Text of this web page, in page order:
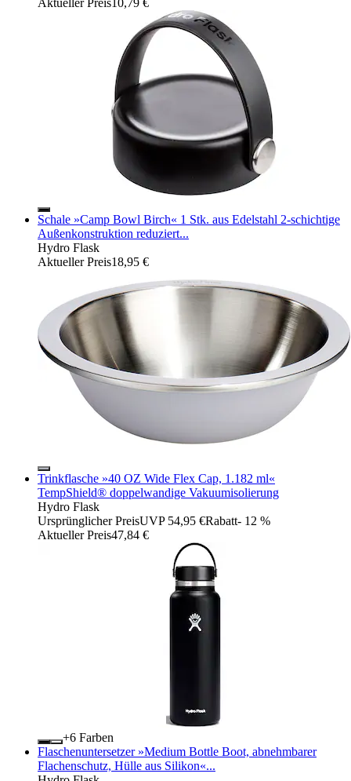
Schale »Camp Bowl Birch« 1 Stk. aus Edelstahl 2-schichtige
Außenkonstruktion reduziert...
Hydro Flask
Aktueller Preis18,95 €
Trinkflasche »40 OZ Wide Flex Cap, 1.182 ml«
TempShield®️ doppelwandige Vakuumisolierung
Hydro Flask
Ursprünglicher PreisUVP 54,95 €Rabatt- 12 %
Aktueller Preis47,84 €
+
Farben
Flaschenuntersetzer »Medium Bottle Boot, abnehmbarer
Flachenschutz, Hülle aus Silikon«...